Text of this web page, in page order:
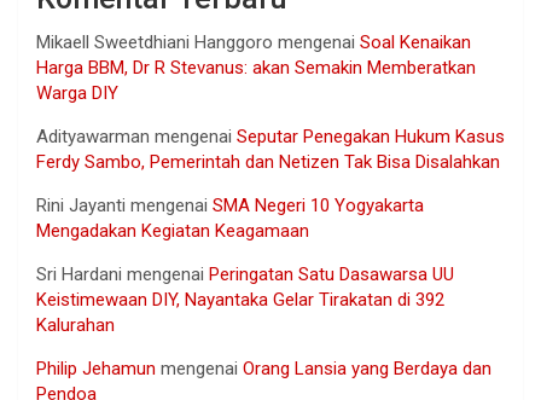
Mikaell Sweetdhiani Hanggoro mengenai Soal Kenaikan
Harga BBM, Dr R Stevanus: akan Semakin Memberatkan
Warga DIY
Adityawarman mengenai Seputar Penegakan Hukum Kasus
Ferdy Sambo, Pemerintah dan Netizen Tak Bisa Disalahkan
Rini Jayanti mengenai SMA Negeri 10 Yogyakarta
Mengadakan Kegiatan Keagamaan
Sri Hardani mengenai Peringatan Satu Dasawarsa UU
Keistimewaan DIY, Nayantaka Gelar Tirakatan di 392
Kalurahan
Philip Jehamun mengenai Orang Lansia yang Berdaya dan
Pendoa